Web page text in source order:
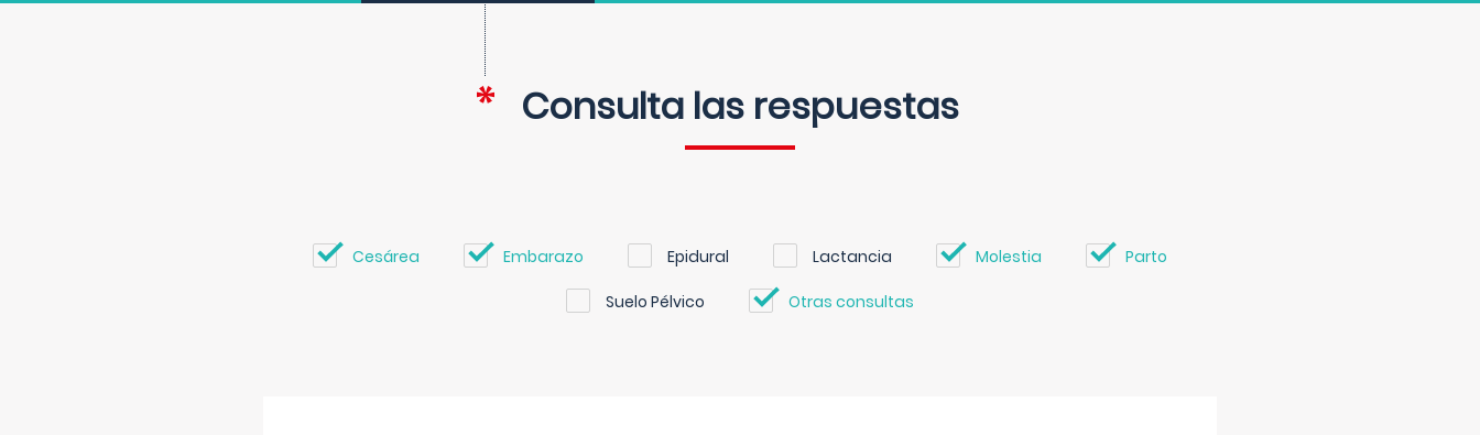
Consulta las respuestas
Cesárea Embarazo Epidural Lactancia Molestia Parto
Suelo Pélvico Otras consultas